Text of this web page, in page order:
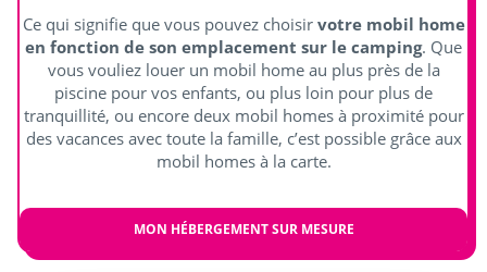
Spectacles
Animations en journée et soirée
Spectacles enfants (mascottes, magie...)
Scène extérieure
Ce qui signifie que vous pouvez choisir votre mobil home
en fonction de son emplacement sur le camping. Que
vous vouliez louer un mobil home au plus près de la
piscine pour vos enfants, ou plus loin pour plus de
tranquillité, ou encore deux mobil homes à proximité pour
des vacances avec toute la famille, c’est possible grâce aux
mobil homes à la carte.
MON HÉBERGEMENT SUR MESURE